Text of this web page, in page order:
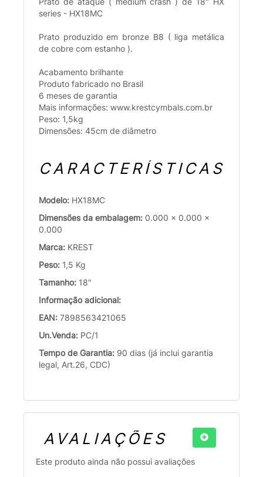
series - HX18MC
Prato produzido em bronze B8 ( liga metálica
de cobre com estanho ).
Acabamento brilhante
Produto fabricado no Brasil
6 meses de garantia
Mais informações: www.krestcymbals.com.br
Peso: 1,5kg
Dimensões: 45cm de diâmetro
CARACTERÍSTICAS
Modelo: HX18MC
Dimensões da embalagem: 0.000 x 0.000 x
0.000
Marca: KREST
Peso: 1,5 Kg
Tamanho: 18"
Informação adicional:
EAN: 7898563421065
Un.Venda: PC/1
Tempo de Garantia: 90 dias (já inclui garantia
legal, Art.26, CDC)
AVALIAÇÕES
Este produto ainda não possui avaliações